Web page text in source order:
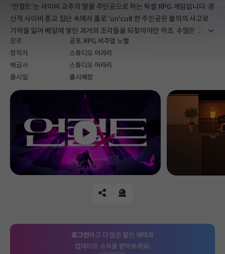
'언컬트'는 사이비 교주의 딸을 주인공으로 하는 픽셀 RPG 게임입니다. 광
신적 사이비 종교 집단 속에서 홀로 'un'cult 한 주인공은 불의의 사고로
기억을 잃어 베일에 쌓인 과거의 조각들을 되찾아야만 하죠. 수많은 고난
을 넘어 진실을 마주한 당신은 과연 어떠한 선택을 하게 될까요?
더보
장르 공포,RPG, 비주얼 노벨
창작자
스튜디오 어라리
배급사
스튜디오 어라리
출시일
출시예정
Play
공유하기신고하기
로그인하고 더 많은 할인 혜택과
업데이트 소식을 받아보세요!